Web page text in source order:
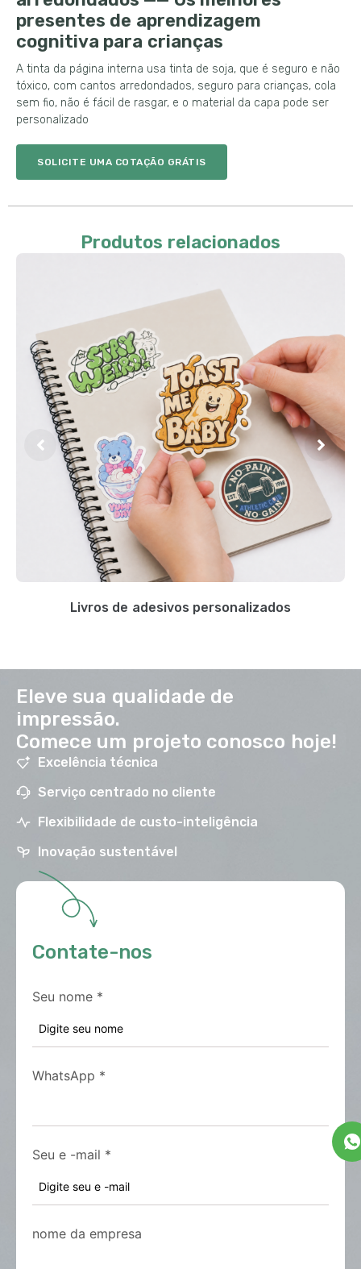
presentes de aprendizagem
cognitiva para crianças
A tinta da página interna usa tinta de soja, que é seguro e não
tóxico, com cantos arredondados, seguro para crianças, cola
sem fio, não é fácil de rasgar, e o material da capa pode ser
personalizado
SOLICITE UMA COTAÇÃO GRÁTIS
Produtos relacionados
Livros de adesivos personalizados
Eleve sua qualidade de
impressão.
Comece um projeto conosco hoje!
Excelência técnica
Serviço centrado no cliente
Flexibilidade de custo-inteligência
Inovação sustentável
Contate-nos
Seu nome *
WhatsApp *
Seu e -mail *
nome da empresa